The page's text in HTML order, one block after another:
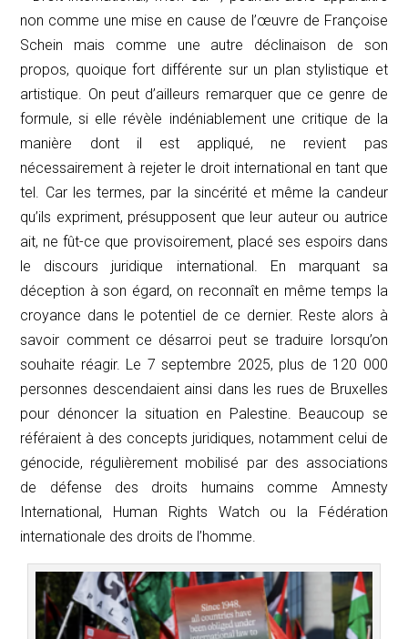
non comme une mise en cause de l’œuvre de Françoise
Schein mais comme une autre déclinaison de son
propos, quoique fort différente sur un plan stylistique et
artistique. On peut d’ailleurs remarquer que ce genre de
formule, si elle révèle indéniablement une critique de la
manière dont il est appliqué, ne revient pas
nécessairement à rejeter le droit international en tant que
tel. Car les termes, par la sincérité et même la candeur
qu’ils expriment, présupposent que leur auteur ou autrice
ait, ne fût-ce que provisoirement, placé ses espoirs dans
le discours juridique international. En marquant sa
déception à son égard, on reconnaît en même temps la
croyance dans le potentiel de ce dernier. Reste alors à
savoir comment ce désarroi peut se traduire lorsqu’on
souhaite réagir. Le 7 septembre 2025, plus de 120 000
personnes descendaient ainsi dans les rues de Bruxelles
pour dénoncer la situation en Palestine. Beaucoup se
référaient à des concepts juridiques, notamment celui de
génocide, régulièrement mobilisé par des associations
de défense des droits humains comme Amnesty
International, Human Rights Watch ou la Fédération
internationale des droits de l’homme.